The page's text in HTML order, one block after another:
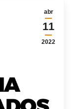
abr
11
2022